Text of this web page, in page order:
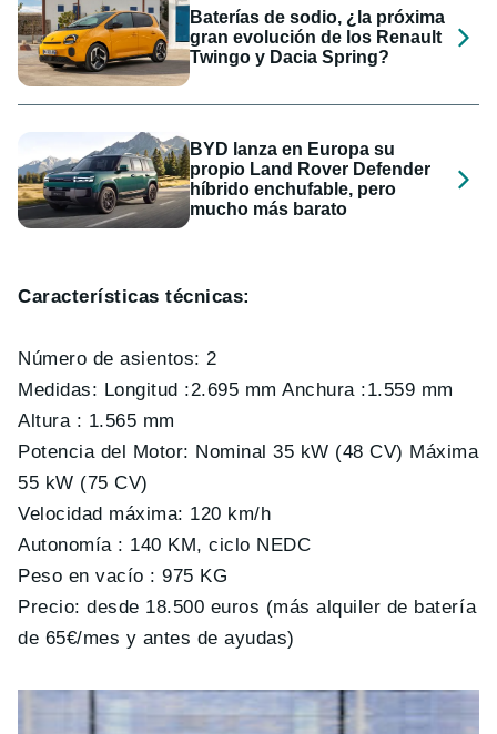
Baterías de sodio, ¿la próxima
gran evolución de los Renault
Twingo y Dacia Spring?
BYD lanza en Europa su
propio Land Rover Defender
híbrido enchufable, pero
mucho más barato
Características técnicas:
Número de asientos: 2
Medidas: Longitud :2.695 mm Anchura :1.559 mm
Altura : 1.565 mm
Potencia del Motor: Nominal 35 kW (48 CV) Máxima
55 kW (75 CV)
Velocidad máxima: 120 km/h
Autonomía : 140 KM, ciclo NEDC
Peso en vacío : 975 KG
Precio: desde 18.500 euros (más alquiler de batería
de 65€/mes y antes de ayudas)